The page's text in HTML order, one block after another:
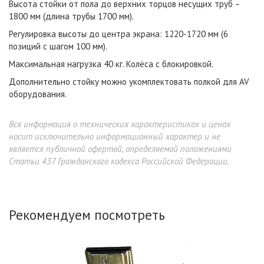
Высота стойки от пола до верхних торцов несущих труб –
1800 мм (длина трубы 1700 мм).
Регулировка высоты до центра экрана: 1220-1720 мм (6
позиций с шагом 100 мм).
Максимальная нагрузка 40 кг. Колёса с блокировкой.
Дополнительно стойку можно укомплектовать полкой для AV
оборудования.
Вся информация о технических характеристиках и ценах
носит исключительно информационный характер и не
является публичной офертой, определяемой положениями
Статьи 437 Гражданского кодекса Российской Федерации.
Рекомендуем посмотреть